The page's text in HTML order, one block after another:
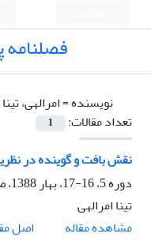
فصلنامه
نویسنده =امرالهی، تینا
تعداد مقالات:
1
نقش بافت و گوینده در
دوره 5، 16-17، بهار 1388، صفحه
تینا امرالهی
مشاهده مقاله
اصل